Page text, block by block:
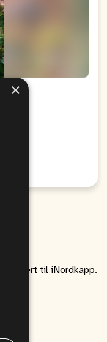
relatert til iNordkapp.
×